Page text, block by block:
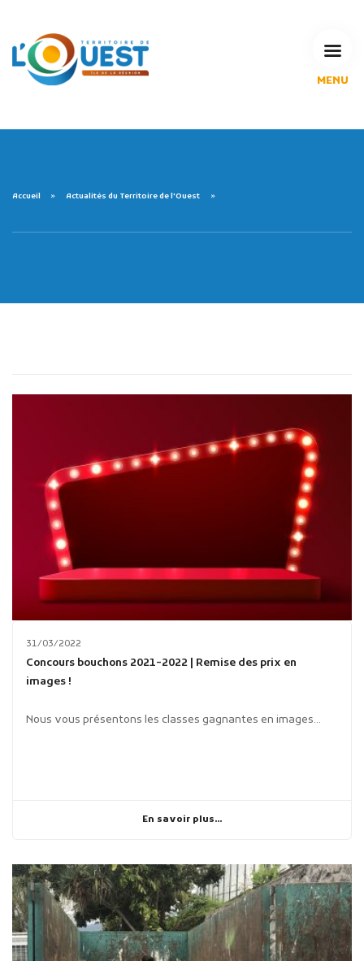
MENU
Plans d'accès
Accueil Actualités du Territoire de l'Ouest
31/03/2022
Concours bouchons 2021-2022 | Remise des prix en
images !
Nous vous présentons les classes gagnantes en images...
En savoir plus...